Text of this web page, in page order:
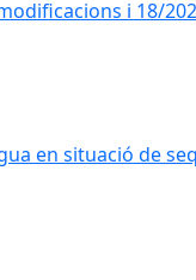
i 18/
en situació de